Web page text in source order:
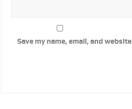
Save my name, email, and